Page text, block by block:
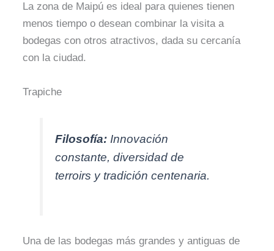
La zona de Maipú es ideal para quienes tienen
menos tiempo o desean combinar la visita a
bodegas con otros atractivos, dada su cercanía
con la ciudad.
Trapiche
Filosofía: Innovación
constante, diversidad de
terroirs y tradición centenaria.
Una de las bodegas más grandes y antiguas de